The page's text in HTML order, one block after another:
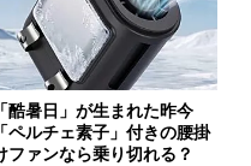
「酷暑日」が生まれた昨今
「ペルチェ素子」付きの腰掛
ファンなら乗り切れる？